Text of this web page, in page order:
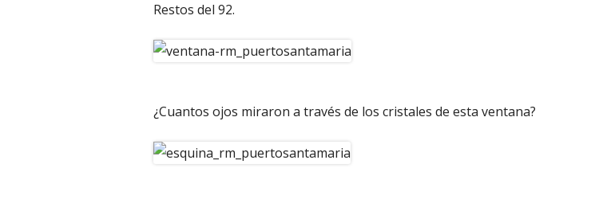
Restos del 92.
¿Cuantos ojos miraron a través de los cristales de esta ventana?